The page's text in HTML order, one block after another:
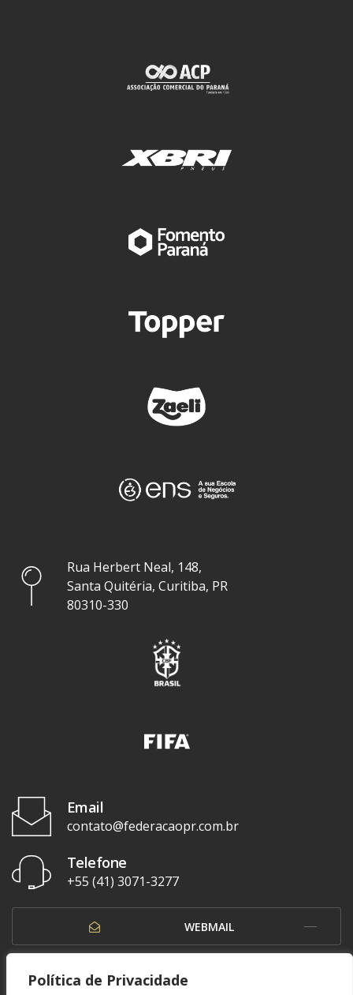
Política de Privacidade
Rua Herbert Neal, 148,
Santa Quitéria, Curitiba, PR
80310-330
Email
contato@federacaopr.com.br
Telefone
+55 (41) 3071-3277
WEBMAIL
OUVIDORIA